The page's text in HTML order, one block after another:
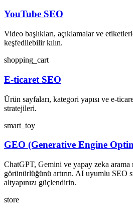
YouTube SEO
Video başlıkları, açıklamalar ve
keşfedilebilir kılın.
shopping_cart
E-ticaret SEO
Ürün sayfaları, kategori yapısı ve e-
stratejileri.
smart_toy
GEO (Generative Engine
ChatGPT, Gemini ve yapay zeka arama
görünürlüğünü artırın. AI uyumlu SEO
altyapınızı güçlendirin.
store